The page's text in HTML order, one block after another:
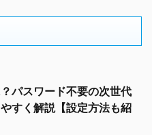
パスワード不要の次世代
すく解説【設定方法も紹